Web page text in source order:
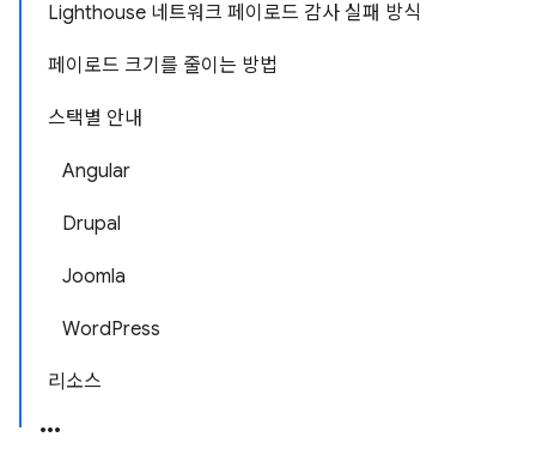
Lighthouse 네트워크 페이로드 감사 실패 방식
페이로드 크기를 줄이는 방법
스택별 안내
Angular
Drupal
Joomla
WordPress
리소스